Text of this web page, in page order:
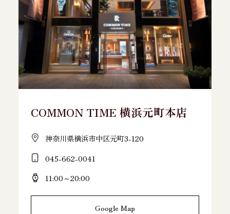
COMMON TIME 横浜元町本店
神奈川県横浜市中区元町3-120
045-662-0041
11:00～20:00
Google Map